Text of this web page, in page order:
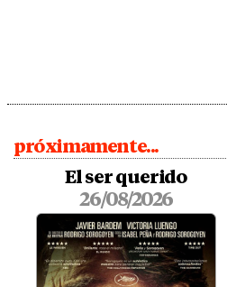
próximamente...
El ser querido
26/08/2026